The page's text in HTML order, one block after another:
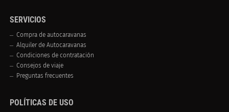
SERVICIOS
Compra de autocaravanas
Alquiler de Autocaravanas
Condiciones de contratación
Consejos de viaje
Preguntas frecuentes
POLÍTICAS DE USO